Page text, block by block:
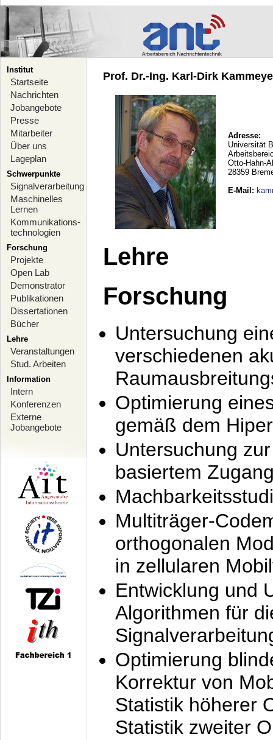
Institut
Startseite
Nachrichten
Jobangebote
Presse
Mitarbeiter
Über uns
Lageplan
Schwerpunkte
Signalverarbeitung
Maschinelles
Lernen
Kommunikations-
technologien
Forschung
Projekte
Open Lab
Demonstrator
Publikationen
Dissertationen
Bücher
Lehre
Veranstaltungen
Stud. Arbeiten
Information
Intern
Konferenzen
Externe
Jobangebote
Prof. Dr.-Ing. Karl-Dirk
Adresse:
Universität
Otto-Hahn-
28359
E-Mail :
Lehre
Forschung
Untersuchung
verschiedenen
Optimierung
gemäß dem
Untersuchung
basiertem
Multiträger-
orthogonalen
in zellularen
Entwicklung und
Algorithmen für
Optimierung
Korrektur von
Statistik höherer
Statistik zweiter